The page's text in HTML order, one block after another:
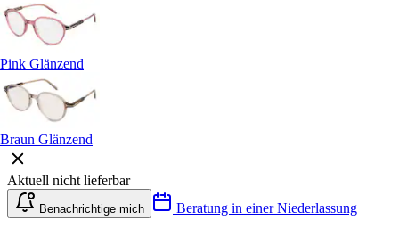
Pink Glänzend
Braun Glänzend
Aktuell nicht lieferbar
Benachrichtige mich Beratung in einer Niederlassung